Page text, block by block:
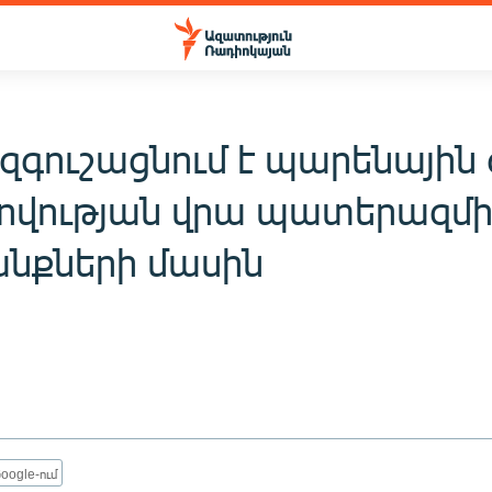
է պարենային
վրա
մասին
ում